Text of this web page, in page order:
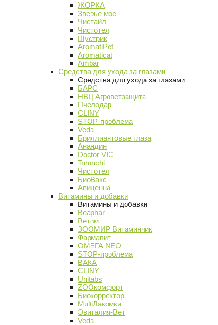
ЖОРКА
Зверье мое
Чистайл
Чистотел
Шустрик
AromatiPet
Aromaticat
Ambar
Средства для ухода за глазами
Средства для ухода за глазами
БАРС
НВЦ Агроветзащита
Пчелодар
CLINY
STOP-проблема
Veda
Бриллиантовые глаза
Анандин
Doctor VIC
Tamachi
Чистотел
БиоВакс
Апиценна
Витамины и добавки
Витамины и добавки
Beaphar
Ветом
ЗООМИР Витаминчик
Фармавит
ОМЕГА NEO
STOP-проблема
ВАКА
CLINY
Unitabs
ZOOкомфорт
Биокорректор
MultiЛакомки
Эвиталия-Вет
Veda